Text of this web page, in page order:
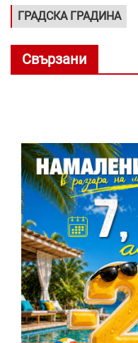
ГРАДСКА ГРАДИНА
Свързани